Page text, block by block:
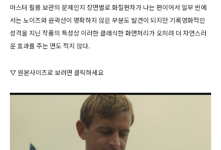
마스터 필름 보관의 문제인지 장면별로 화질편차가 나는 편이어서 일부 씬에
서는 노이즈와 윤곽선이 명확하지 않은 부분도 발견이 되지만 기록영화적인
성격을 지닌 작품의 특성상 이러한 클래식한 화면처리가 오히려 더 자연스러
운 효과를 주는 면도 적지 않다.
▽ 원본사이즈로 보려면 클릭하세요